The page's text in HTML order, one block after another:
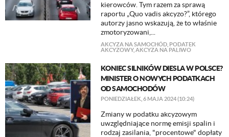
kierowców. Tym razem za sprawą
raportu „Quo vadis akcyzo?”, którego
autorzy jasno wskazują, że to właśnie
zmotoryzowani,...
AKCYZA NA SAMOCHÓD, PODATEK
AKCYZOWY, AKCYZA NA PALIWO
KONIEC SILNIKÓW DIESLA W POLSCE?
MINISTER O NOWYCH PODATKACH
OD SAMOCHODÓW
PONIEDZIAŁEK, 6 MAJA 2024 (10:24)
Zmiany w podatku akcyzowym
uwzględniające normę emisji spalin i
rodzaj zasilania, "procentowe" dopłaty